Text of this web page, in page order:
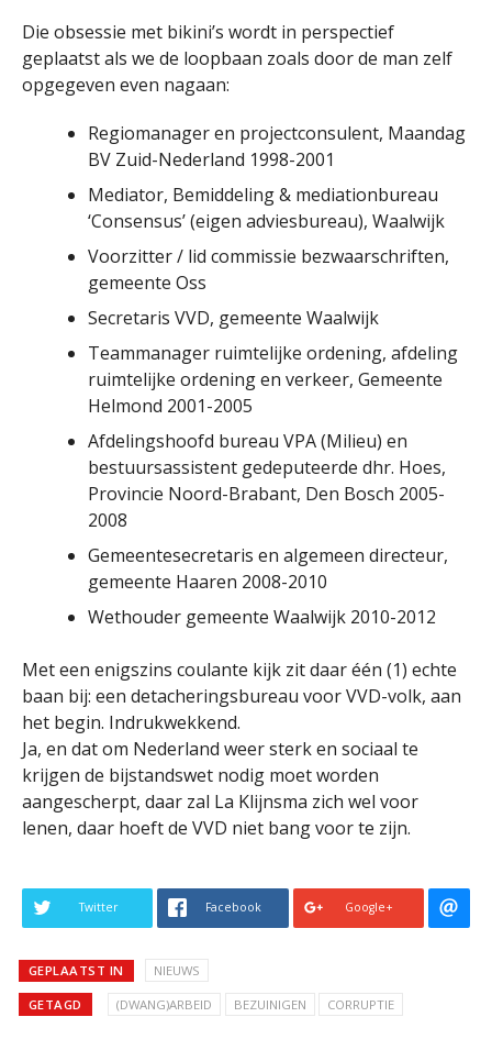
Die obsessie met bikini’s wordt in perspectief
geplaatst als we de loopbaan zoals door de man zelf
opgegeven even nagaan:
Regiomanager en projectconsulent, Maandag
BV Zuid-Nederland 1998-2001
Mediator, Bemiddeling & mediationbureau
‘Consensus’ (eigen adviesbureau), Waalwijk
Voorzitter / lid commissie bezwaarschriften,
gemeente Oss
Secretaris VVD, gemeente Waalwijk
Teammanager ruimtelijke ordening, afdeling
ruimtelijke ordening en verkeer, Gemeente
Helmond 2001-2005
Afdelingshoofd bureau VPA (Milieu) en
bestuursassistent gedeputeerde dhr. Hoes,
Provincie Noord-Brabant, Den Bosch 2005-
2008
Gemeentesecretaris en algemeen directeur,
gemeente Haaren 2008-2010
Wethouder gemeente Waalwijk 2010-2012
Met een enigszins coulante kijk zit daar één (1) echte
baan bij: een detacheringsbureau voor VVD-volk, aan
het begin. Indrukwekkend.
Ja, en dat om Nederland weer sterk en sociaal te
krijgen de bijstandswet nodig moet worden
aangescherpt, daar zal La Klijnsma zich wel voor
lenen, daar hoeft de VVD niet bang voor te zijn.
Twitter Facebook Google+
GEPLAATST IN NIEUWS
GETAGD (DWANG)ARBEID BEZUINIGEN CORRUPTIE